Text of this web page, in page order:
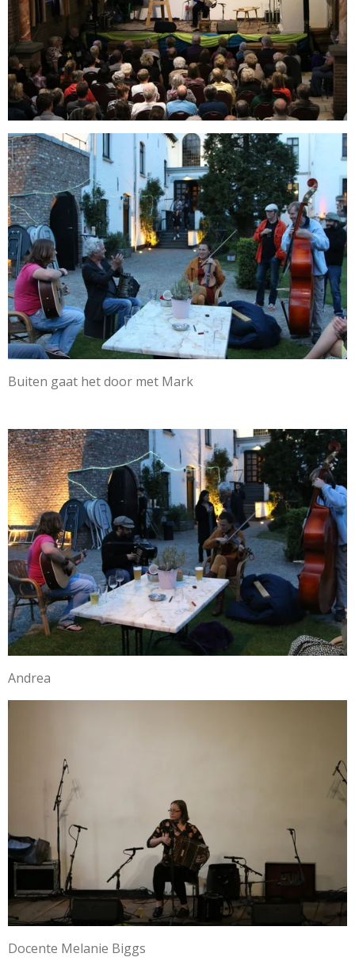
Buiten gaat het door met Mark
Andrea
Docente Melanie Biggs